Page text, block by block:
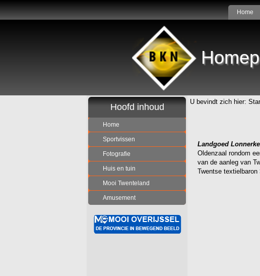
Home
Hoofd inhoud
Home
Sportvissen
Fotografie
Huis en tuin
Mooi Twenteland
Amusement
U bevindt zich hier:
Landgoed
Oldenzaal rondom
van de aanleg van
Twentse